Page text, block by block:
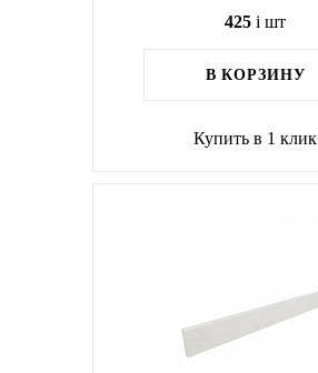
425 i шт
В КОРЗИНУ
Купить в 1 клик